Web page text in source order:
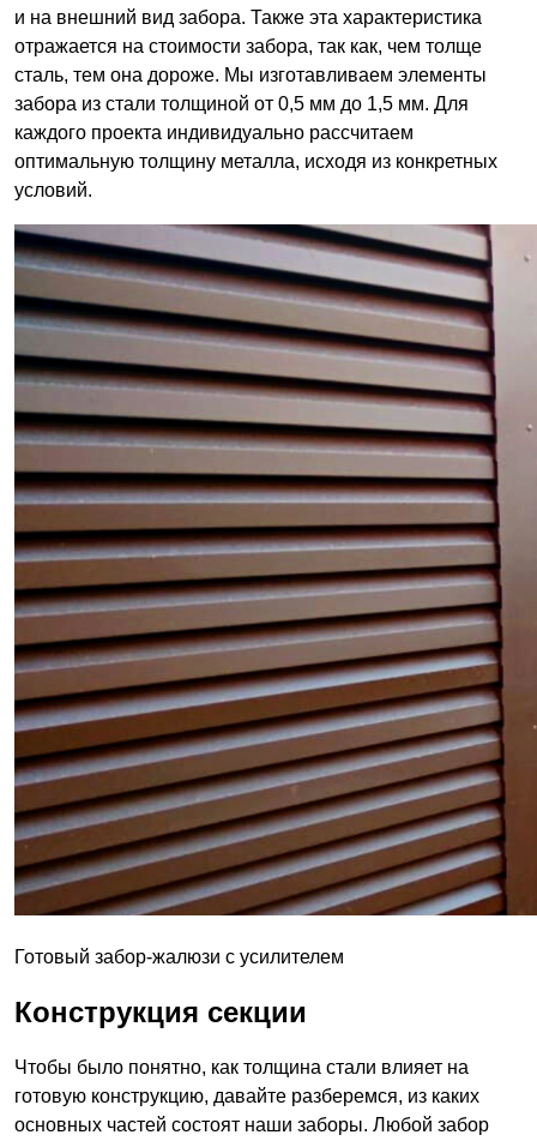
и на внешний вид забора. Также эта характеристика
отражается на стоимости забора, так как, чем толще
сталь, тем она дороже. Мы изготавливаем элементы
забора из стали толщиной от 0,5 мм до 1,5 мм. Для
каждого проекта индивидуально рассчитаем
оптимальную толщину металла, исходя из конкретных
условий.
Готовый забор-жалюзи с усилителем
Конструкция секции
Чтобы было понятно, как толщина стали влияет на
готовую конструкцию, давайте разберемся, из каких
основных частей состоят наши заборы. Любой забор